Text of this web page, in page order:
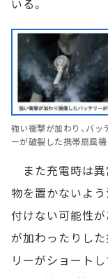
いる。
強い衝撃が加わり、バッ
ーが破裂した携帯扇風機
また充電時は異
物を置かないよ
付けない可能性が
が加わったりし
リーがショートし